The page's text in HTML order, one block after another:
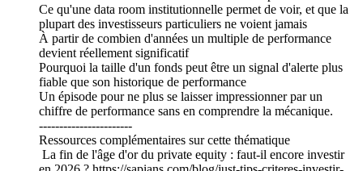
Ce qu'une data room institutionnelle permet de voir, et que la
plupart des investisseurs particuliers ne voient jamais
À partir de combien d'années un multiple de performance
devient réellement significatif
Pourquoi la taille d'un fonds peut être un signal d'alerte plus
fiable que son historique de performance
Un épisode pour ne plus se laisser impressionner par un
chiffre de performance sans en comprendre la mécanique.
-----------------------
Ressources complémentaires sur cette thématique
La fin de l'âge d'or du private equity : faut-il encore investir